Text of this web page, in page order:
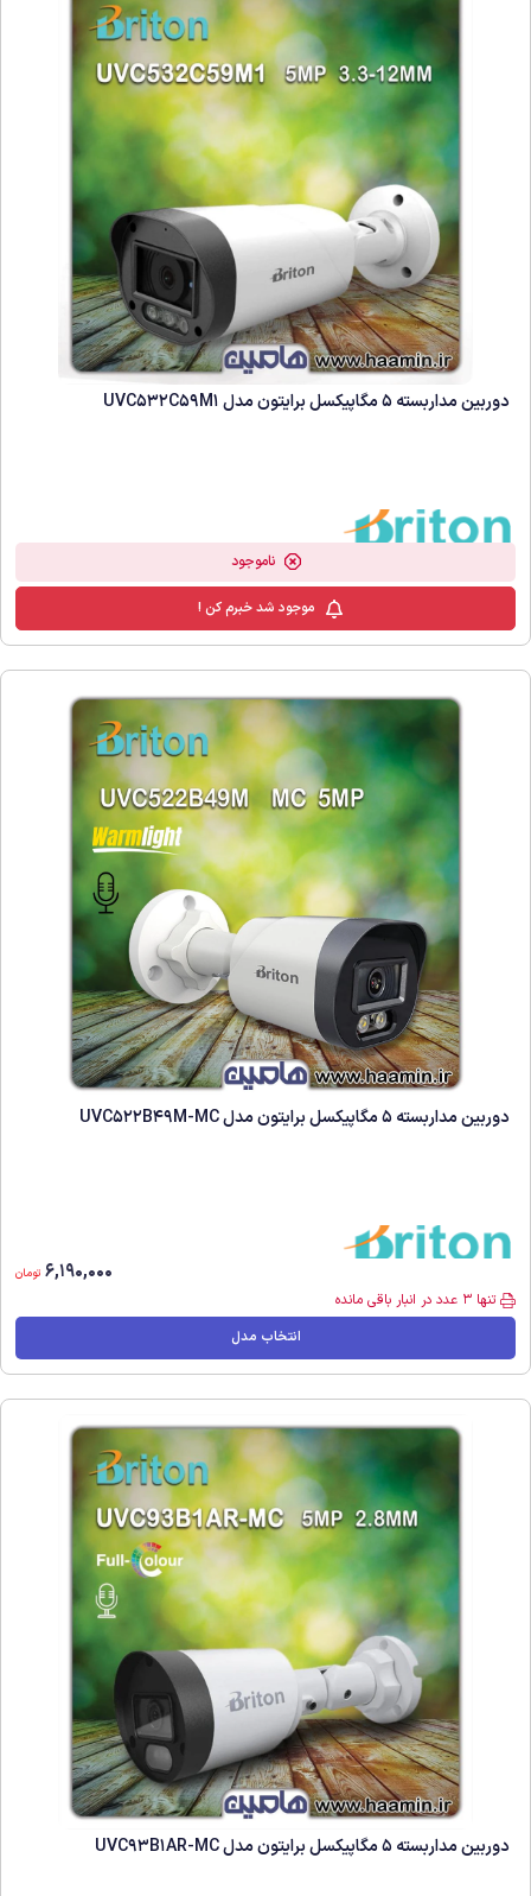
دوربین مداربسته 5 مگاپیکسل برایتون مدل UVC532C59M1
ناموجود
موجود شد خبرم کن !
دوربین مداربسته 5 مگاپیکسل برایتون مدل UVC522B49M-MC
6,190,000 تومان
تنها 3 عدد در انبار باقی مانده
انتخاب مدل
دوربین مداربسته 5 مگاپیکسل برایتون مدل UVC93B1AR-MC